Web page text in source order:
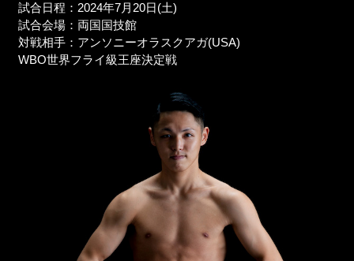
試合日程：2024年7月20日(土)
試合会場：両国国技館
対戦相手：アンソニーオラスクアガ(USA)
WBO世界フライ級王座決定戦